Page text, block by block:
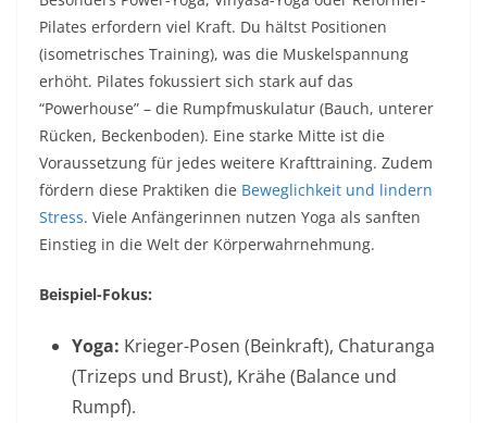
Pilates erfordern viel Kraft. Du hältst Positionen
(isometrisches Training), was die Muskelspannung
erhöht. Pilates fokussiert sich stark auf das
“Powerhouse” – die Rumpfmuskulatur (Bauch, unterer
Rücken, Beckenboden). Eine starke Mitte ist die
Voraussetzung für jedes weitere Krafttraining. Zudem
fördern diese Praktiken die Beweglichkeit und lindern
Stress. Viele Anfängerinnen nutzen Yoga als sanften
Einstieg in die Welt der Körperwahrnehmung.
Beispiel-Fokus:
Yoga: Krieger-Posen (Beinkraft), Chaturanga
(Trizeps und Brust), Krähe (Balance und
Rumpf).